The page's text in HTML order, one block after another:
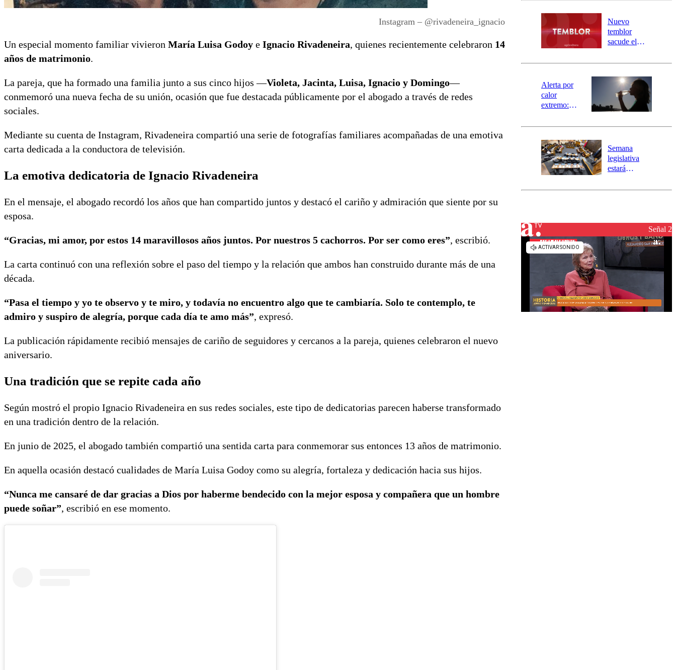
Instagram – @rivadeneira_ignacio
Un especial momento familiar vivieron María Luisa Godoy e Ignacio Rivadeneira, quienes recientemente celebraron 14
años de matrimonio.
La pareja, que ha formado una familia junto a sus cinco hijos —Violeta, Jacinta, Luisa, Ignacio y Domingo—
conmemoró una nueva fecha de su unión, ocasión que fue destacada públicamente por el abogado a través de redes
sociales.
Mediante su cuenta de Instagram, Rivadeneira compartió una serie de fotografías familiares acompañadas de una emotiva
carta dedicada a la conductora de televisión.
La emotiva dedicatoria de Ignacio Rivadeneira
En el mensaje, el abogado recordó los años que han compartido juntos y destacó el cariño y admiración que siente por su
esposa.
“Gracias, mi amor, por estos 14 maravillosos años juntos. Por nuestros 5 cachorros. Por ser como eres”, escribió.
La carta continuó con una reflexión sobre el paso del tiempo y la relación que ambos han construido durante más de una
década.
“Pasa el tiempo y yo te observo y te miro, y todavía no encuentro algo que te cambiaría. Solo te contemplo, te
admiro y suspiro de alegría, porque cada día te amo más”, expresó.
La publicación rápidamente recibió mensajes de cariño de seguidores y cercanos a la pareja, quienes celebraron el nuevo
aniversario.
Una tradición que se repite cada año
Según mostró el propio Ignacio Rivadeneira en sus redes sociales, este tipo de dedicatorias parecen haberse transformado
en una tradición dentro de la relación.
En junio de 2025, el abogado también compartió una sentida carta para conmemorar sus entonces 13 años de matrimonio.
En aquella ocasión destacó cualidades de María Luisa Godoy como su alegría, fortaleza y dedicación hacia sus hijos.
“Nunca me cansaré de dar gracias a Dios por haberme bendecido con la mejor esposa y compañera que un hombre
puede soñar”, escribió en ese momento.
río Damas:
activa
mensajería
SAE
Nuevo
temblor
sacude el
revisa la
epicentro
Alerta por
calor
extremo:
activa Alerta
Preventiva en
tres comunas
Semana
legislativa
estará
el fin de la
reconstrucciónSeñal 2